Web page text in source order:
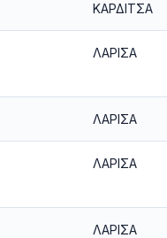
ΚΑΡΔΙΤΣΑ
ΛΑΡΙΣΑ
ΛΑΡΙΣΑ
ΛΑΡΙΣΑ
ΛΑΡΙΣΑ